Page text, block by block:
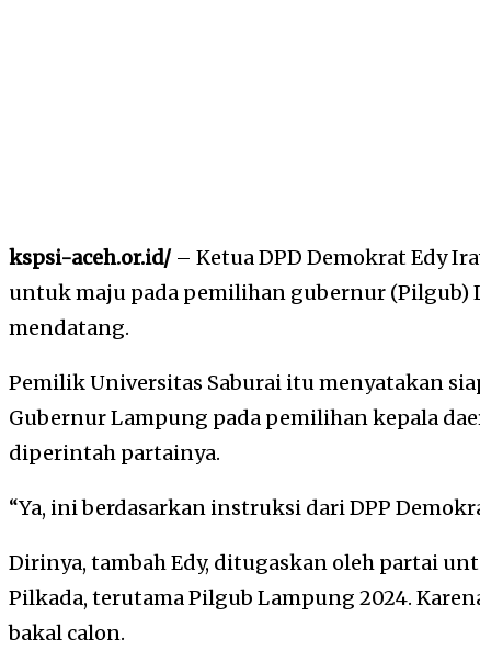
kspsi-aceh.or.id/– Ketua DPD Demokrat Edy
untuk maju pada pemilihan gubernur (Pilgub)
mendatang.
Pemilik Universitas Saburai itu menyatakan
Gubernur Lampung pada pemilihan kepala
diperintah partainya.
“Ya, ini berdasarkan instruksi dari DPP
Dirinya, tambah Edy, ditugaskan oleh partai
Pilkada, terutama Pilgub Lampung 2024.
bakal calon.